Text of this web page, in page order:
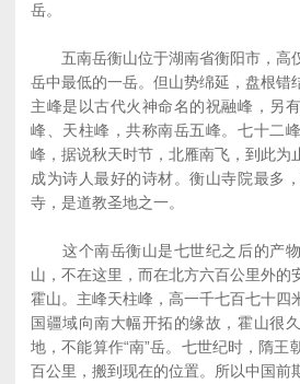
岳。
五南岳衡山位于湖南省衡阳市，高
岳中最低的一岳。但山势绵延，盘根错
主峰是以古代火神命名的祝融峰，另
峰、天柱峰，共称南岳五峰。七十二
峰，据说秋天时节，北雁南飞，到此为
成为诗人最好的诗材。衡山寺院最多
寺，是道教圣地之一。
这个南岳衡山是七世纪之后的产物
山，不在这里，而在北方六百公里外的
霍山。主峰天柱峰，高一千七百七十四
国疆域向南大幅开拓的缘故，霍山很
地，不能算作“南”岳。七世纪时，隋王
百公里，搬到现在的位置。所以中国前